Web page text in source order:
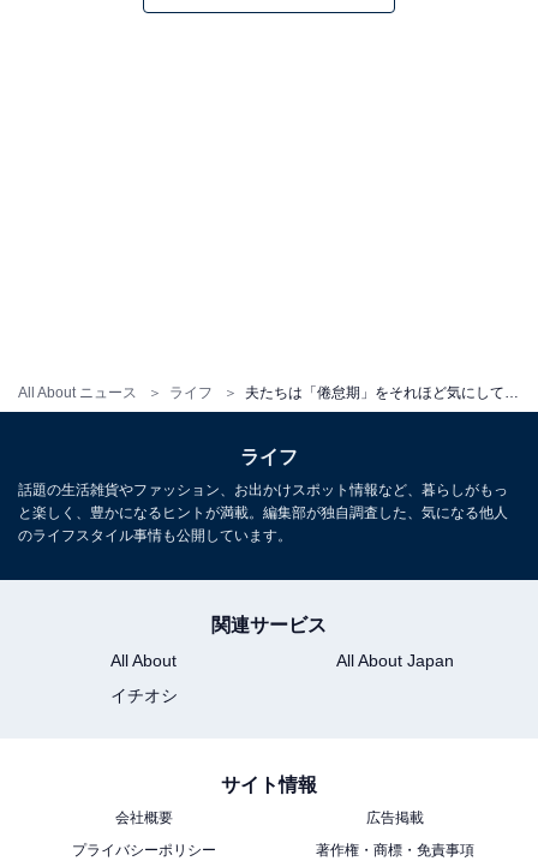
All About ニュース ライフ
ね。恋くらいしていられる男でいたいです」
なるほど、と頷きながらも、それでいいの？と思わない
ライフ
話題の生活雑貨やファッション、お出かけスポット情報など、暮らしがもっ
と楽しく、豊かになるヒントが満載。編集部が独自調査した、気になる他人
のライフスタイル事情も公開しています。
関連サービス
All About
All About Japan
イチオシ
サイト情報
会社概要
広告掲載
プライバシーポリシー
著作権・商標・免責事項